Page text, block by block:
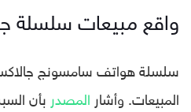
واقع مبيعات سلسلة
المبيعات. وأشار المصدر بأن